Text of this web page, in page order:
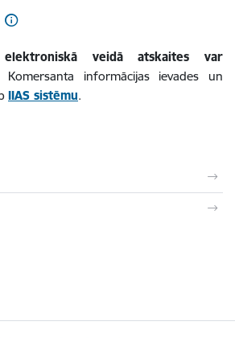
elektroniskā veidā atskaites var
Komersanta informācijas ievades un
IIAS sistēmu.